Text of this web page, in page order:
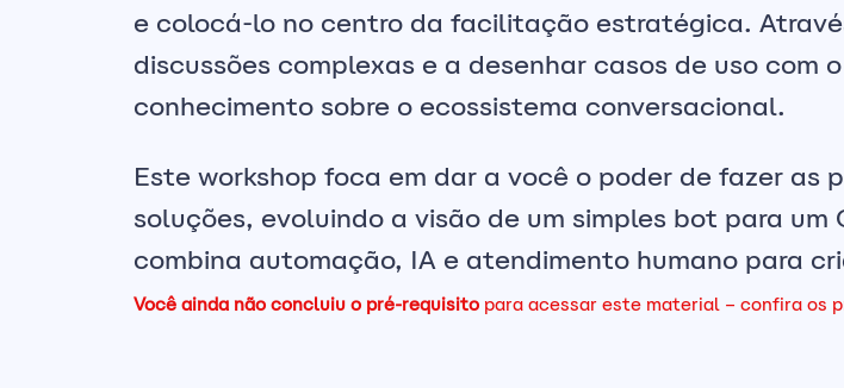
e colocá-lo no centro da facilitação estratégica.
discussões complexas e a desenhar casos de uso com
conhecimento sobre o ecossistema conversacional.
Este workshop foca em dar a você o poder de fazer
soluções, evoluindo a visão de um simples bot para
combina automação, IA e atendimento humano para
Você ainda não concluiu o pré-requisito para acessar este material – confira os